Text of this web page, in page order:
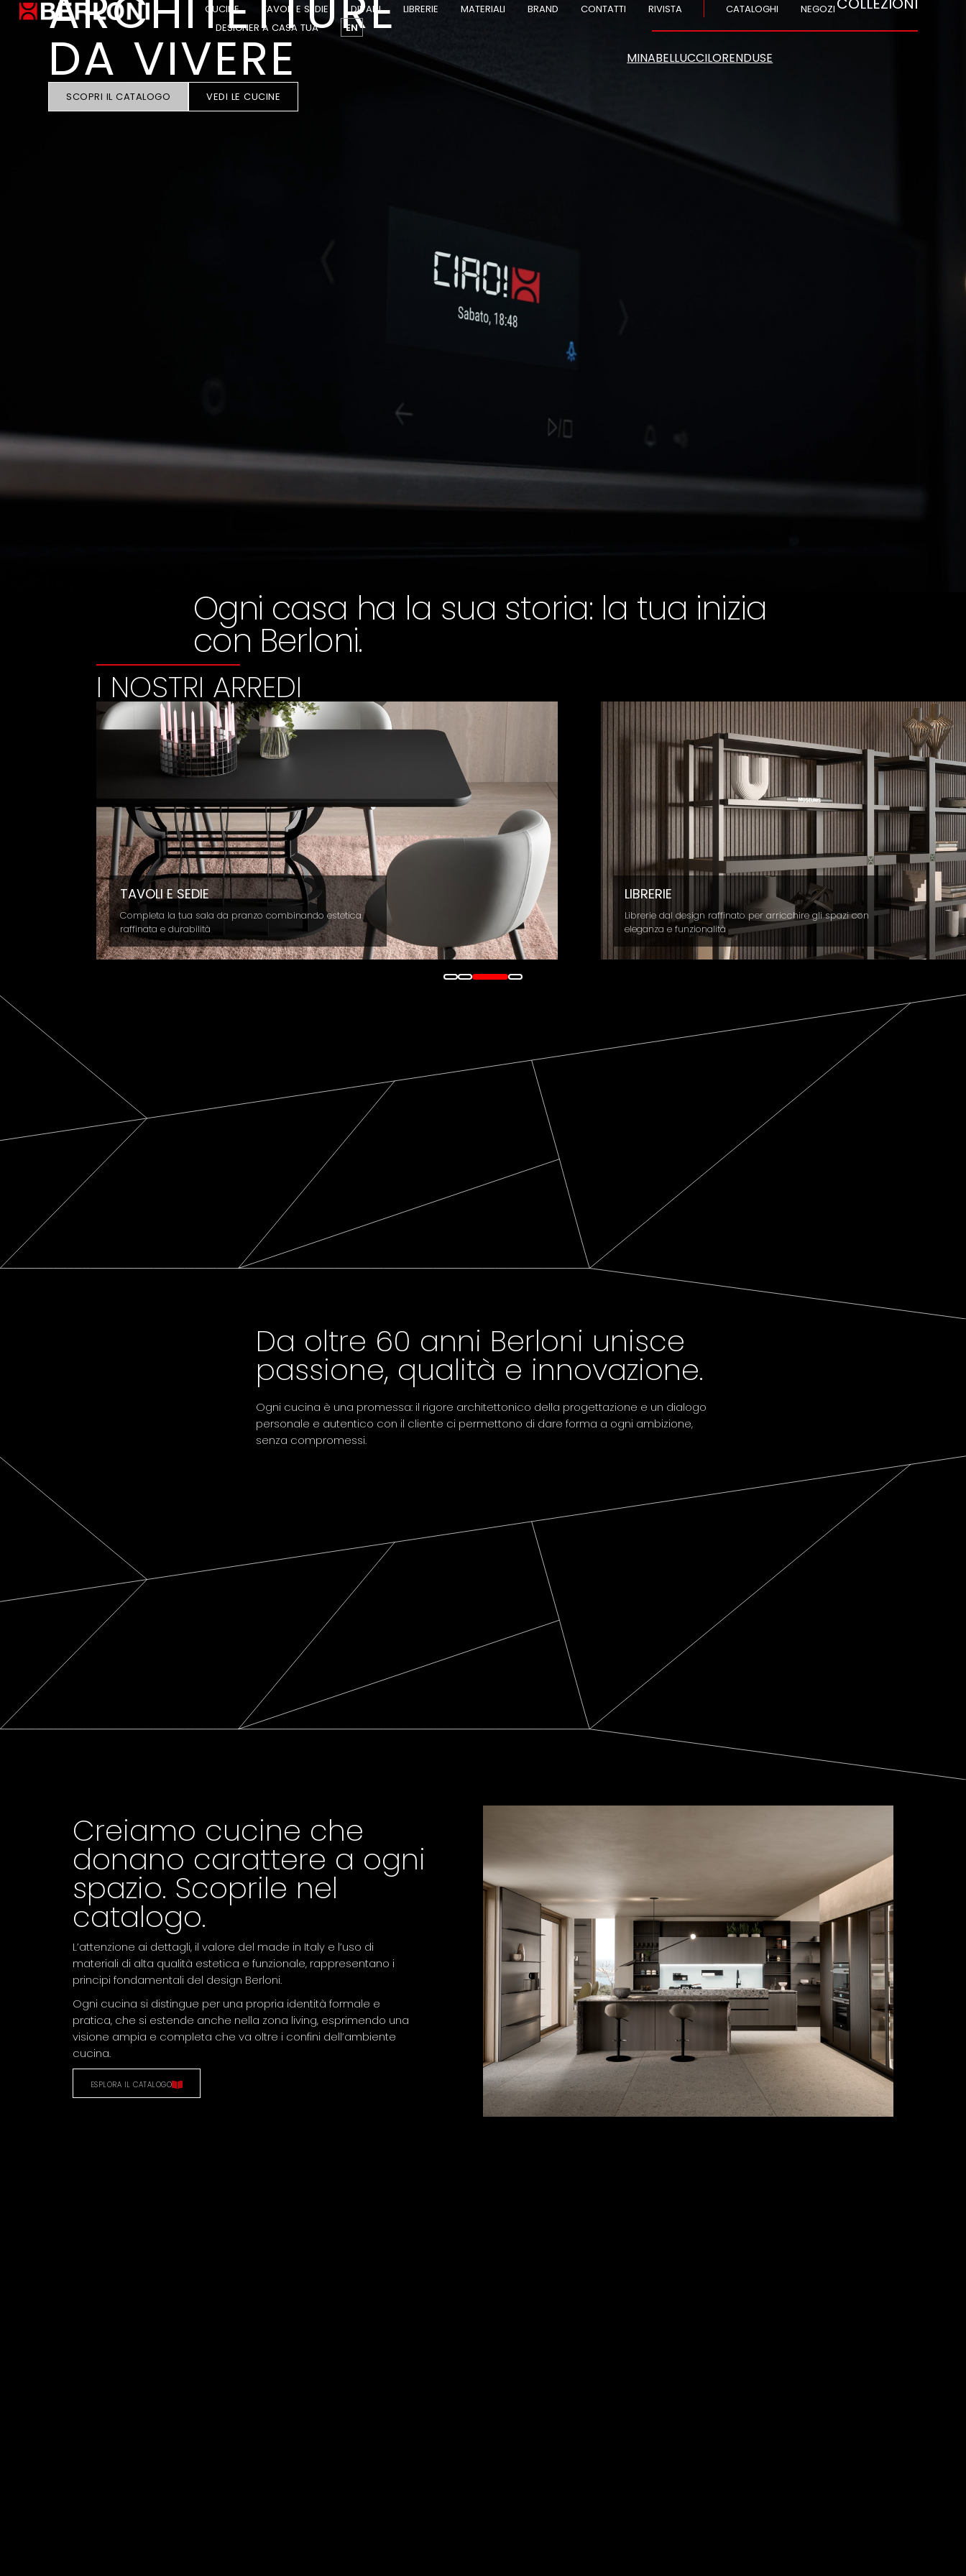
CUCINE TAVOLI E SEDIE DIVANI LIBRERIE MATERIALI BRAND CONTATTI RIVISTA CATALOGHI
NEGOZI
DESIGNER A CASA TUA
EN
DA VIVERE
SCOPRI IL CATALOGO VEDI LE CUCINE
MINABELLUCCILORENDUSE
Ogni casa ha la sua storia: la tua inizia
con Berloni.
I NOSTRI ARREDI
LIBRERIE
Librerie dal design raffinato per arricchire gli spazi con
eleganza e funzionalità
CUCINE
Cucine prestigiose di design che si adattano
diverse esigenze
Da oltre 60 anni Berloni unisce
passione, qualità e innovazione.
Ogni cucina è una promessa: il rigore architettonico della progettazione e un dialogo
personale e autentico con il cliente ci permettono di dare forma a ogni ambizione,
senza compromessi.
Creiamo cucine che
donano carattere a ogni
spazio. Scoprile nel
catalogo.
L’attenzione ai dettagli, il valore del made in Italy e l’uso di
materiali di alta qualità estetica e funzionale, rappresentano i
principi fondamentali del design Berloni.
Ogni cucina si distingue per una propria identità formale e
pratica, che si estende anche nella zona living, esprimendo una
visione ampia e completa che va oltre i confini dell’ambiente
cucina.
ESPLORA IL CATALOGO